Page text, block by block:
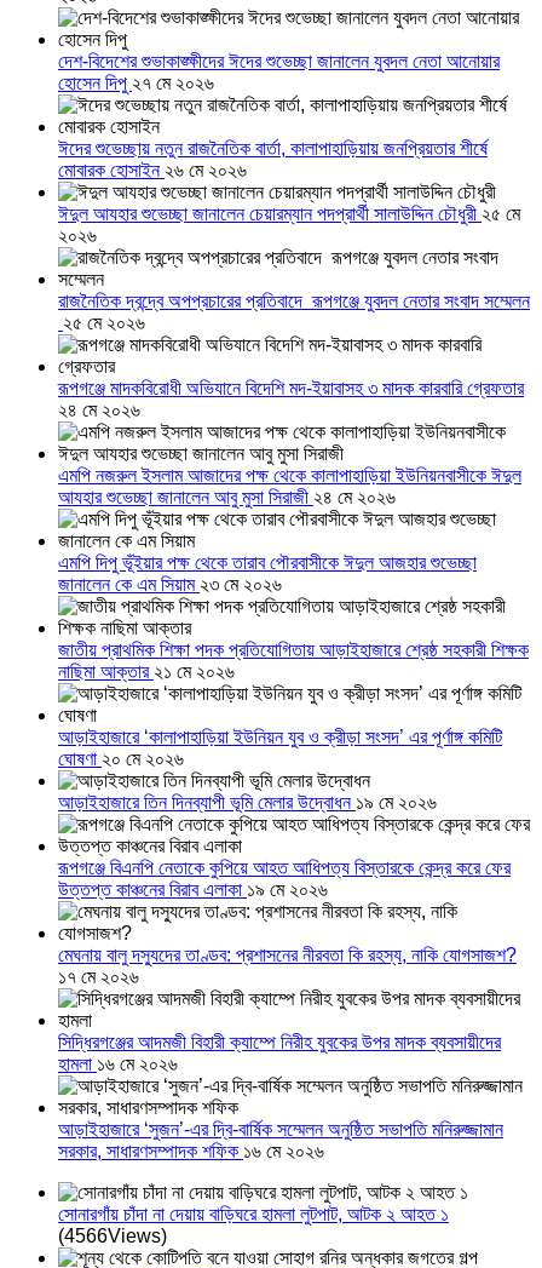
দেশ-বিদেশের শুভাকাঙ্ক্ষীদের ঈদের শুভেচ্ছা জানালেন যুবদল নেতা আনোয়ার
হোসেন দিপু ২৭ মে ২০২৬
ঈদের শুভেচ্ছায় নতুন রাজনৈতিক বার্তা, কালাপাহাড়িয়ায় জনপ্রিয়তার শীর্ষে
মোবারক হোসাইন ২৬ মে ২০২৬
ঈদুল আযহার শুভেচ্ছা জানালেন চেয়ারম্যান পদপ্রার্থী সালাউদ্দিন চৌধুরী ২৫ মে
২০২৬
রাজনৈতিক দ্বন্দ্বে অপপ্রচারের প্রতিবাদে ‎রূপগঞ্জে যুবদল নেতার সংবাদ সম্মেলন
২৫ মে ২০২৬
রূপগঞ্জে মাদকবিরোধী অভিযানে বিদেশি মদ-ইয়াবাসহ ৩ মাদক কারবারি গ্রেফতার
২৪ মে ২০২৬
এমপি নজরুল ইসলাম আজাদের পক্ষ থেকে কালাপাহাড়িয়া ইউনিয়নবাসীকে ঈদুল
আযহার শুভেচ্ছা জানালেন আবু মুসা সিরাজী ২৪ মে ২০২৬
এমপি দিপু ভূঁইয়ার পক্ষ থেকে তারাব পৌরবাসীকে ঈদুল আজহার শুভেচ্ছা
জানালেন কে এম সিয়াম ২৩ মে ২০২৬
জাতীয় প্রাথমিক শিক্ষা পদক প্রতিযোগিতায় আড়াইহাজারে শ্রেষ্ঠ সহকারী শিক্ষক
নাছিমা আক্তার ২১ মে ২০২৬
আড়াইহাজারে ‘কালাপাহাড়িয়া ইউনিয়ন যুব ও ক্রীড়া সংসদ’ এর পূর্ণাঙ্গ কমিটি
ঘোষণা ২০ মে ২০২৬
আড়াইহাজারে তিন দিনব্যাপী ভূমি মেলার উদ্বোধন ১৯ মে ২০২৬
রূপগঞ্জে বিএনপি নেতাকে কুপিয়ে আহত আধিপত্য বিস্তারকে কেন্দ্র করে ফের
উত্তপ্ত কাঞ্চনের বিরাব এলাকা ১৯ মে ২০২৬
মেঘনায় বালু দস্যুদের তাণ্ডব: প্রশাসনের নীরবতা কি রহস্য, নাকি যোগসাজশ?
১৭ মে ২০২৬
সিদ্ধিরগঞ্জের আদমজী বিহারী ক্যাম্পে নিরীহ যুবকের উপর মাদক ব্যবসায়ীদের
হামলা ১৬ মে ২০২৬
আড়াইহাজারে ‘সুজন’-এর দ্বি-বার্ষিক সম্মেলন অনুষ্ঠিত সভাপতি মনিরুজ্জামান
সরকার, সাধারণসম্পাদক শফিক ১৬ মে ২০২৬
সোনারগাঁয় চাঁদা না দেয়ায় বাড়িঘরে হামলা লুটপাট, আটক ২ আহত ১
(4566Views)